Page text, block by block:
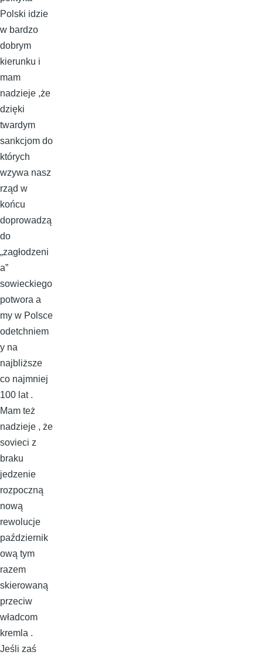
Polski idzie
w bardzo
dobrym
kierunku i
mam
nadzieje ,że
dzięki
twardym
sankcjom do
których
wzywa nasz
rząd w
końcu
doprowadzą
do
„zagłodzeni
a”
sowieckiego
potwora a
my w Polsce
odetchniem
y na
najbliższe
co najmniej
100 lat .
Mam też
nadzieje , że
sovieci z
braku
jedzenie
rozpoczną
nową
rewolucje
październik
ową tym
razem
skierowaną
przeciw
władcom
kremla .
Jeśli zaś